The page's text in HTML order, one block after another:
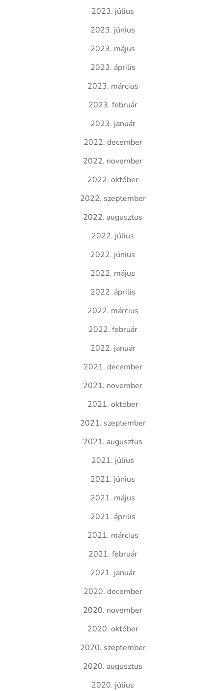
2023. július
2023. június
2023. május
2023. április
2023. március
2023. február
2023. január
2022. december
2022. november
2022. október
2022. szeptember
2022. augusztus
2022. július
2022. június
2022. május
2022. április
2022. március
2022. február
2022. január
2021. december
2021. november
2021. október
2021. szeptember
2021. augusztus
2021. július
2021. június
2021. május
2021. április
2021. március
2021. február
2021. január
2020. december
2020. november
2020. október
2020. szeptember
2020. augusztus
2020. július